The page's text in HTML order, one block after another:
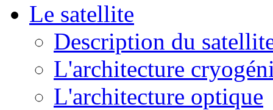
Le satellite
Description du
L'architecture
L'architecture optique